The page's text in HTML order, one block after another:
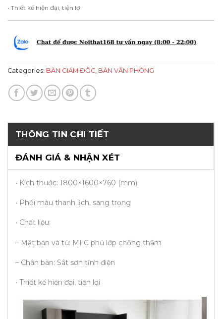
• Thiết kế hiện đại, tiện lợi
Categories: BÀN GIÁM ĐỐC, BÀN VĂN PHÒNG
THÔNG TIN CHI TIẾT
ĐÁNH GIÁ & NHẬN XÉT
• Kích thước: 1800×1600×760 (mm)
• Phối màu thanh lịch, sang trọng
• Chất liệu:
– Mặt bàn và tủ: MFC phủ lớp chống thấm
– Chân bàn: Sắt sơn tĩnh điện
• Thiết kế hiện đại, tiện lợi